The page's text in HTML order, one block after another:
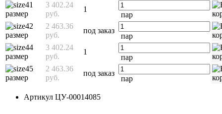
41
размер
3 402.24
руб.
1
пар
42
размер
2 463.36
руб.
под заказ
пар
44
размер
3 402.24
руб.
1
пар
45
размер
2 463.36
руб.
под заказ
пар
Артикул ЦУ-00014085